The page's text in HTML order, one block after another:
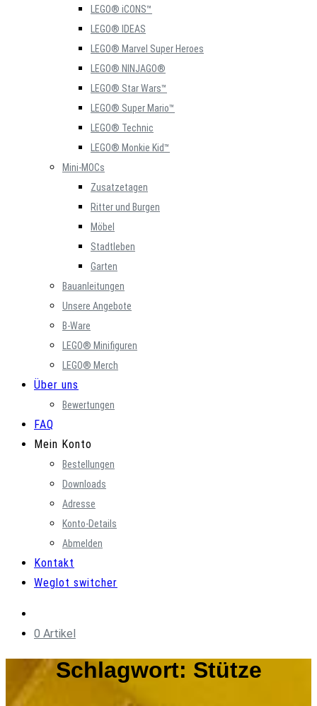
LEGO® iCONS™
LEGO® IDEAS
LEGO® Marvel Super Heroes
LEGO® NINJAGO®
LEGO® Star Wars™
LEGO® Super Mario™
LEGO® Technic
LEGO® Monkie Kid™
Mini-MOCs
Zusatzetagen
Ritter und Burgen
Möbel
Stadtleben
Garten
Bauanleitungen
Unsere Angebote
B-Ware
LEGO® Minifiguren
LEGO® Merch
Über uns
Bewertungen
FAQ
Mein Konto
Bestellungen
Downloads
Adresse
Konto-Details
Abmelden
Kontakt
Weglot switcher
0 Artikel
Schlagwort: Stütze